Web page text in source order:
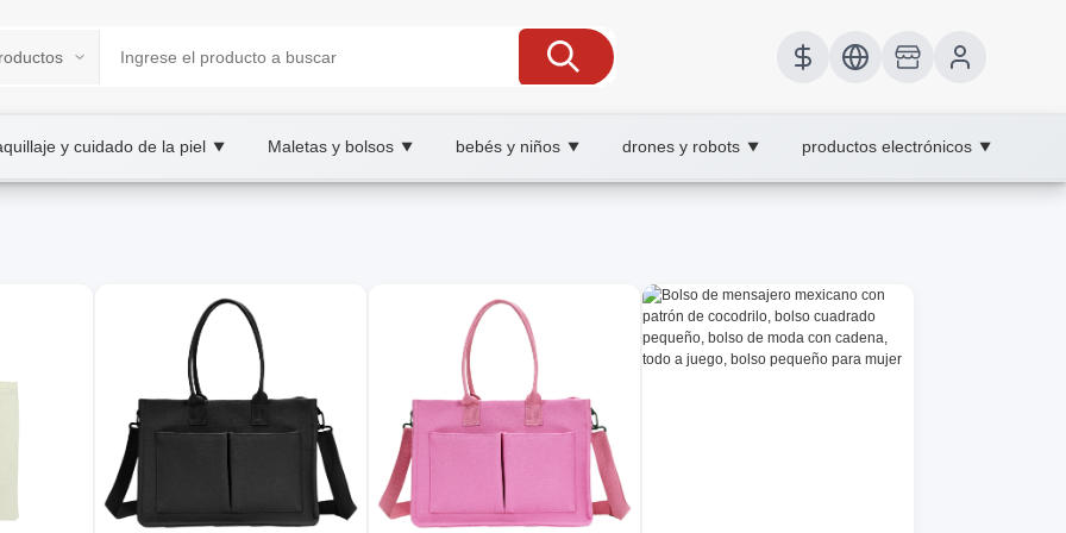
y cuidado de la piel ▼ Maletas y bolsos ▼ bebés y niños ▼ drones y robots ▼ productos electrónicos ▼